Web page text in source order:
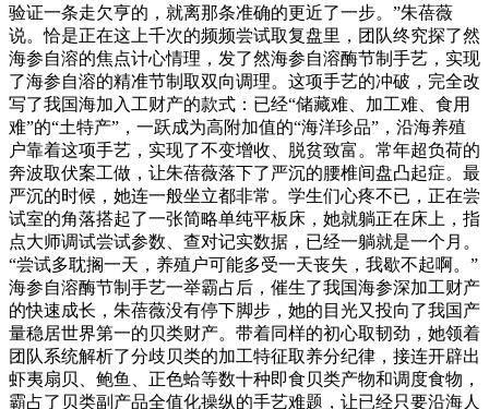
验证一条走欠亨的，就离那条准确的更近了一步。”朱蓓薇
说。恰是正在这上千次的频频尝试取复盘里，团队终究探了然
海参自溶的焦点计心情理，发了然海参自溶酶节制手艺，实现
了海参自溶的精准节制取双向调理。这项手艺的冲破，完全改
写了我国海加入工财产的款式：已经“储藏难、加工难、食用
难”的“土特产”，一跃成为高附加值的“海洋珍品”，沿海养殖
户靠着这项手艺，实现了不变增收、脱贫致富。常年超负荷的
奔波取伏案工做，让朱蓓薇落下了严沉的腰椎间盘凸起症。最
严沉的时候，她连一般坐立都非常。学生们心疼不已，正在尝
试室的角落搭起了一张简略单纯平板床，她就躺正在床上，指
点大师调试尝试参数、查对记实数据，已经一躺就是一个月。
“尝试多耽搁一天，养殖户可能多受一天丧失，我歇不起啊。”
海参自溶酶节制手艺一举霸占后，催生了我国海参深加工财产
的快速成长，朱蓓薇没有停下脚步，她的目光又投向了我国产
量稳居世界第一的贝类财产。带着同样的初心取韧劲，她领着
团队系统解析了分歧贝类的加工特征取养分纪律，接连开辟出
虾夷扇贝、鲍鱼、正色蛤等数十种即食贝类产物和调度食物，
霸占了贝类副产品全值化操纵的手艺难题，让已经只要沿海人